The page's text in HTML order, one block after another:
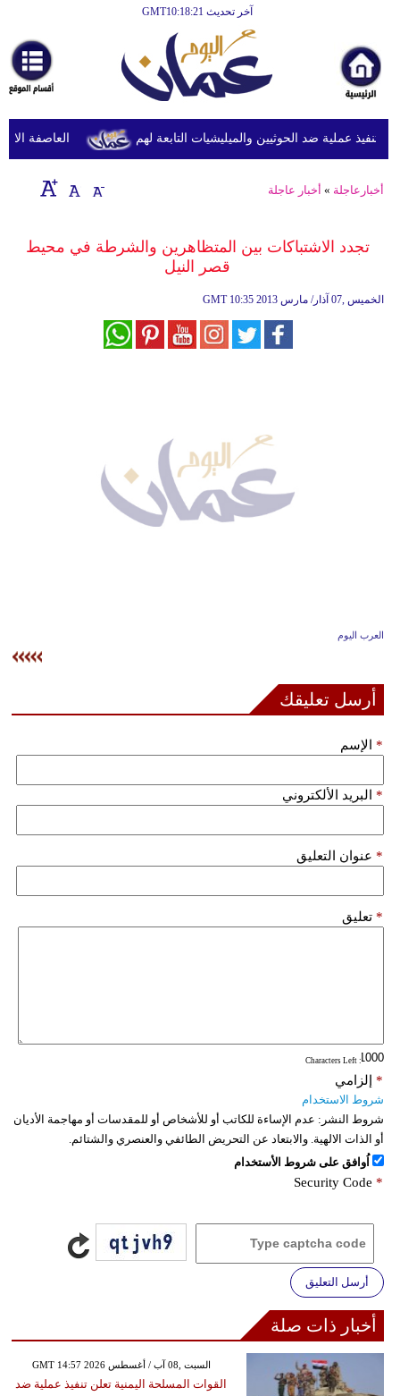
آخر تحديث GMT10:18:21
أخبارعاجلة
رياضة
ثقافة
إقتصاد
وموسيقى
بيئة
أبراج
سيارات
العاصفة عملية ضد الحوثيين والميليشيات التابعة لهم
أخبارعاجلة » أخبار عاجلة
تجدد الاشتباكات بين المتظاهرين والشرطة في محيط
قصر النيل
GMT 10:35 2013 الخميس ,07 آذار/ مارس
العرب اليوم
أرسل تعليقك
الإسم *
البريد الألكتروني *
عنوان التعليق *
تعليق *
: Characters Left
إلزامي *
شروط الاستخدام
شروط النشر: عدم الإساءة للكاتب أو للأشخاص أو للمقدسات أو مهاجمة الأديان
أو الذات الالهية. والابتعاد عن التحريض الطائفي والعنصري والشتائم.
اُوافق على شروط الأستخدام
Security Code *
أرسل التعليق
أخبار ذات صلة
GMT 14:57 2026 السبت ,08 آب / أغسطس
القوات المسلحة اليمنية تعلن تنفيذ عملية ضد